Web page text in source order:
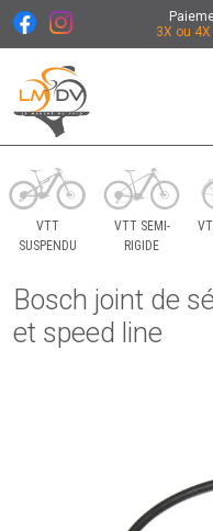
3X ou 4X
Le Marché du Vélo Votre
VTT
SUSPENDU
VTT SEMI-
RIGIDE
Bosch joint de
et speed line